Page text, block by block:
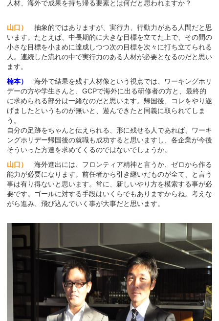
人材、海外で成果を持ち帰る要素とは何だと思われますか？
山口）
抽象的ではありますが、実行力、行動力がある人間だと思
います。たとえば、中長期的に大きな目標を立てた上で、その間の
小さな目標を小まめに達成しつつ次の目標を次々に打ち立てられる
人。連続した流れの中で実行力のある人材が必要となるのだと思い
ます。
楠本）
海外で結果を残す人材像という視点では、ワーキングホリ
デーの方や学生さんと、GCPで海外に出る研修者の方と、最終的
に求められる部分は一緒なのだと思います。帰国後、コレをやり遂
げましたというものが無いと、遊んできたと同義に取られてしま
う。
自分の足跡をちゃんと伝えられる、形に残せる人であれば、ワーキ
ングホリデー帰国後の就職も成功すると思いますし、各企業が今後
そういった方達を求めてくるのではないでしょうか。
山口）
海外進出には、フロンティア精神と言うか、ゼロから作る
能力が必要になります。前任者から引き継いだものが全て、と言う
事は有り得ないと思います。常に、新しいやり方を模索する事が必
要です。ゴールに対する手段はいくらでもありますからね。考えな
がら進み、飛び込んでいく事が大事だと思います。